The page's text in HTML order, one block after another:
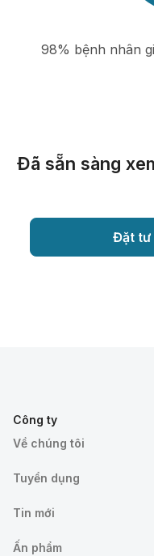
98% bệnh nhân
Đã sẵn sàng
Đặt tư
Công ty
Về chúng tôi
Tuyển dụng
Tin mới
Ấn phẩm